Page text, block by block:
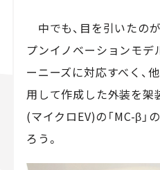
中でも、目を引いたの
プンイノベーションモデ
ーニーズに対応すべく、
用して作成した外装を架
(マイクロEV)の「MC-β」
ろう。